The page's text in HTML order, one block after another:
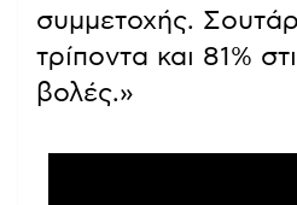
συμμετοχής.
τρίποντα και 81%
βολές.»